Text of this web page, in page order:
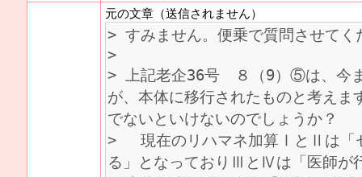
元の文章（送信されません）